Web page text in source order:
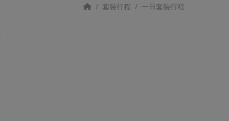
套裝行程 一日套裝行程